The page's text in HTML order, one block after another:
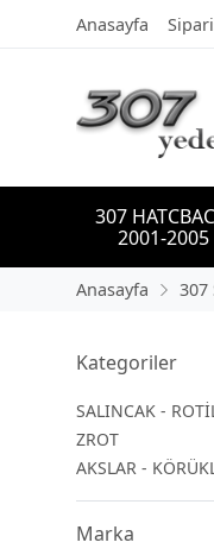
Anasayfa
307
2001-2005
Anasayfa 307
Kategoriler
SALINCAK -
ZROT
AKSLAR -
Marka